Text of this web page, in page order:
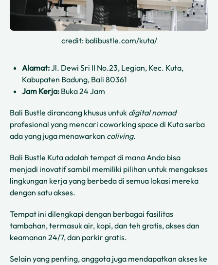
credit: balibustle.com/kuta/
Alamat:Jl. Dewi Sri II No.23, Legian, Kec. Kuta,
Kabupaten Badung, Bali 80361
Jam Kerja: Buka 24 Jam
Bali Bustle dirancang khusus untuk digital nomad
profesional yang mencari coworking space di Kuta serba
ada yang juga menawarkan coliving.
Bali Bustle Kuta adalah tempat di mana Anda bisa
menjadi inovatif sambil memiliki pilihan untuk mengakses
lingkungan kerja yang berbeda di semua lokasi mereka
dengan satu akses.
Tempat ini dilengkapi dengan berbagai fasilitas
tambahan, termasuk air, kopi, dan teh gratis, akses dan
keamanan 24/7, dan parkir gratis.
Selain yang penting, anggota juga mendapatkan akses ke